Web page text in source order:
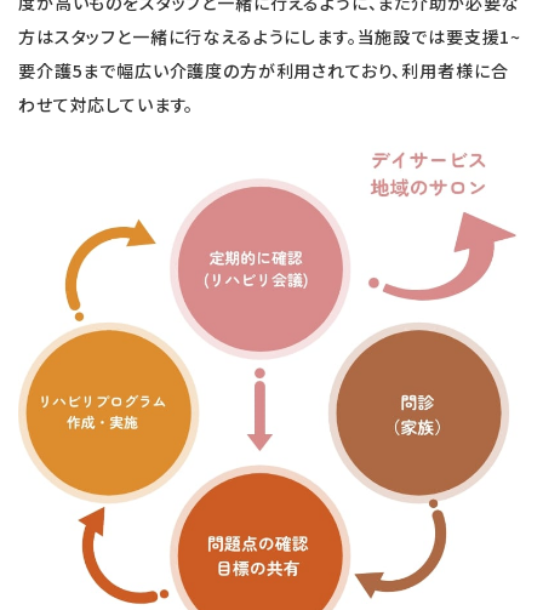
方はスタッフと一緒に行なえるようにします。 当施設では要支援1~
要介護5まで幅広い介護度の方が利用されており、利用者様に合
わせて対応しています。